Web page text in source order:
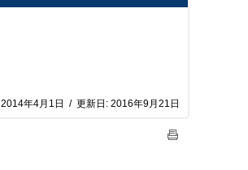
2014年4月1日 / 更新日: 2016年9月21日